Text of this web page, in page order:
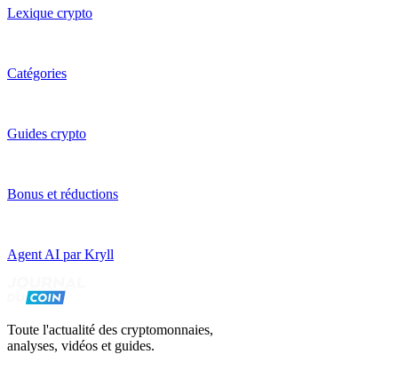
Lexique crypto
Catégories
Guides crypto
Bonus et réductions
Agent AI par Kryll
Toute l'actualité des cryptomonnaies,
analyses, vidéos et guides.